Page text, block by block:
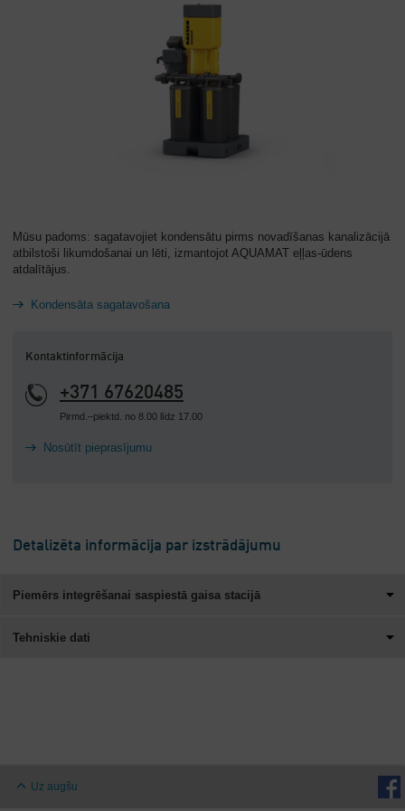
Mūsu padoms: sagatavojiet kondensātu pirms novadīšanas kanalizācijā
atbilstoši likumdošanai un lēti, izmantojot AQUAMAT eļļas-ūdens
atdalītājus.
Kondensāta sagatavošana
Kontaktinformācija
+371 67620485
Pirmd.–piektd. no 8.00 līdz 17.00
Nosūtīt pieprasījumu
Detalizēta informācija par izstrādājumu
Piemērs integrēšanai saspiestā gaisa stacijā
Tehniskie dati
Uz augšu